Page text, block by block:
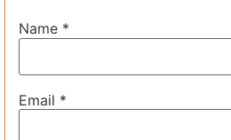
Name *
Email *